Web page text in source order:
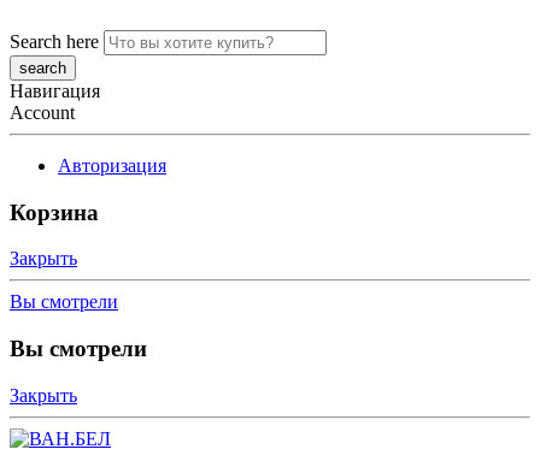
Search here
Навигация
Account
Авторизация
Корзина
Закрыть
Вы смотрели
Вы смотрели
Закрыть